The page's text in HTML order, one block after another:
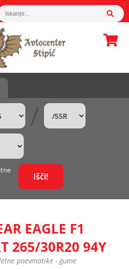
/
EAGLE F1
265/30R20 94Y
pnevmatike - gume